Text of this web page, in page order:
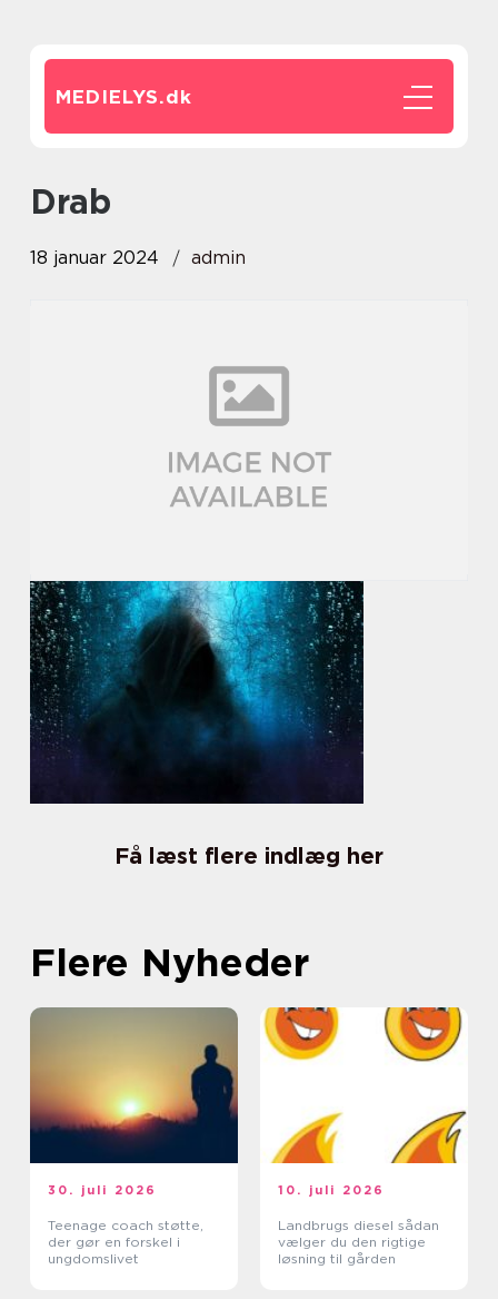
MEDIELYS.dk
drab
18 januar 2024 admin
Få læst flere indlæg her
Flere Nyheder
30. juli 2026
Teenage coach støtte,
der gør en forskel i
ungdomslivet
10. juli 2026
Landbrugs diesel sådan
vælger du den rigtige
løsning til gården